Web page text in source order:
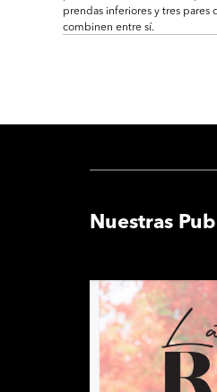
prendas inferiores y tres pares
combinen entre sí.
Nuestras